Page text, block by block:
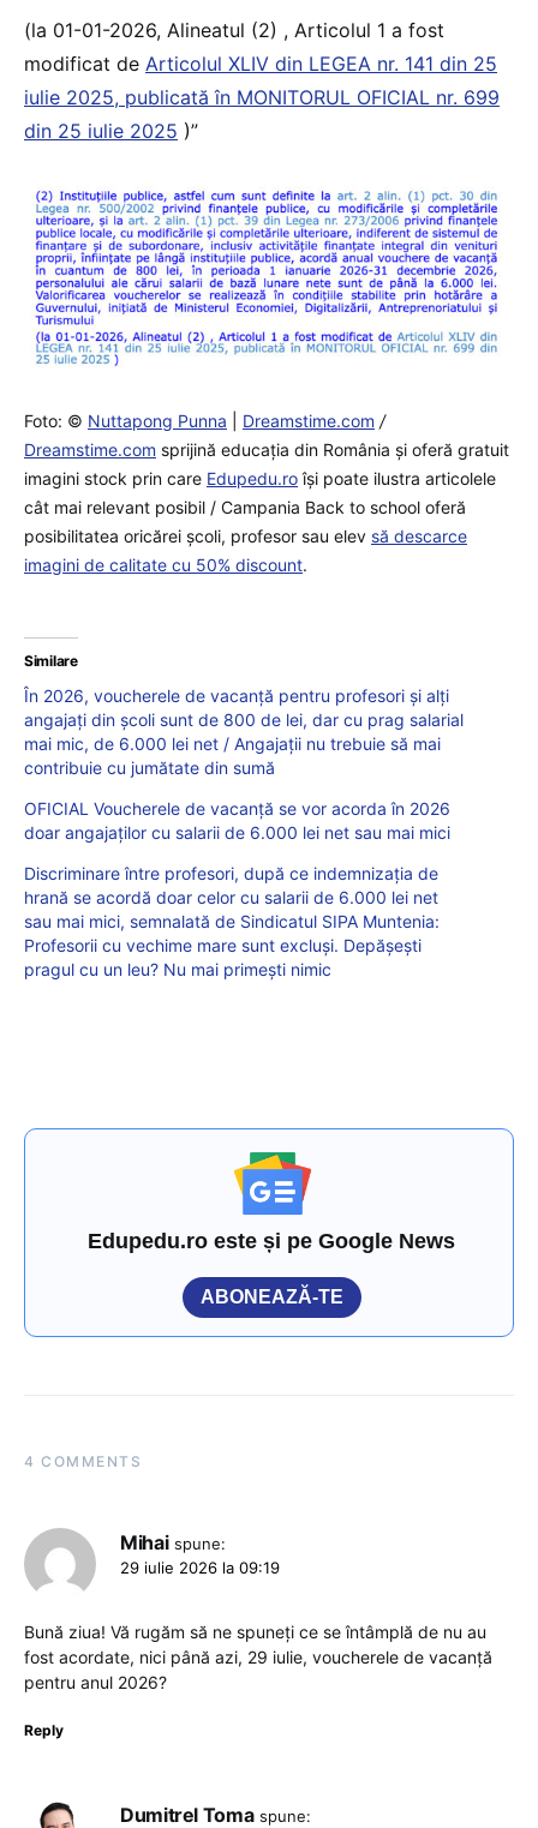
(la 01-01-2026, Alineatul (2) , Articolul 1 a fost
modificat de Articolul XLIV din LEGEA nr. 141 din 25
iulie 2025, publicată în MONITORUL OFICIAL nr. 699
din 25 iulie 2025 )”
Foto: © Nuttapong Punna Dreamstime.com /
Dreamstime.com sprijină educaţia din România şi oferă gratuit
imagini stock prin care Edupedu.roîşi poate ilustra articolele
cât mai relevant posibil / Campania Back to school oferă
posibilitatea oricărei școli, profesor sau elev să descarce
imagini de calitate cu 50% discount.
Similare
În 2026, voucherele de vacanță pentru profesori și alți
angajați din școli sunt de 800 de lei, dar cu prag salarial
mai mic, de 6.000 lei net / Angajații nu trebuie să mai
contribuie cu jumătate din sumă
OFICIAL Voucherele de vacanță se vor acorda în 2026
doar angajaților cu salarii de 6.000 lei net sau mai mici
Discriminare între profesori, după ce indemnizația de
hrană se acordă doar celor cu salarii de 6.000 lei net
sau mai mici, semnalată de Sindicatul SIPA Muntenia:
Profesorii cu vechime mare sunt excluși. Depășești
pragul cu un leu? Nu mai primești nimic
Edupedu.ro este și pe Google News
ABONEAZĂ-TE
4 COMMENTS
Mihai spune:
29 iulie 2026 la 09:19
Bună ziua! Vă rugăm să ne spuneți ce se întâmplă de nu au
fost acordate, nici până azi, 29 iulie, voucherele de vacanță
pentru anul 2026?
Reply
Dumitrel Toma spune: